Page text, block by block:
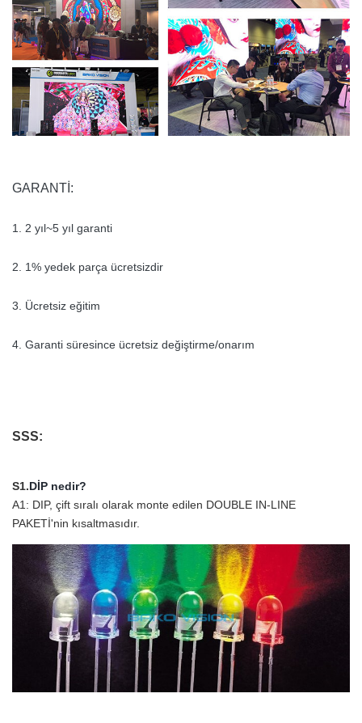
GARANTİ:
1. 2 yıl~5 yıl garanti
2. 1% yedek parça ücretsizdir
3. Ücretsiz eğitim
4. Garanti süresince ücretsiz değiştirme/onarım
SSS:
S1.DİP nedir?
A1: DIP, çift sıralı olarak monte edilen DOUBLE IN-LINE
PAKETİ'nin kısaltmasıdır.